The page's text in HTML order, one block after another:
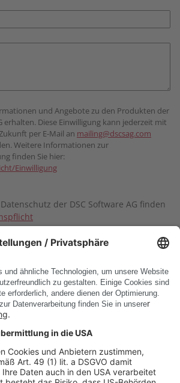
und Angebote zu den Produkten der
erhalten. Diese Einwilligung kann jederzeit mit
per E-Mail an mailing@dscsag.com
Weitere Informationen zur
finden Sie hier:
Einwilligung
der DSC Software AG finden